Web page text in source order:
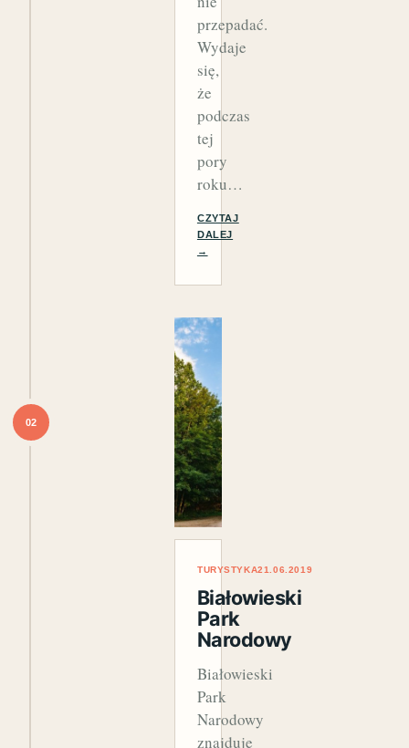
przepadać.
Wydaje
się,
że
podczas
tej
pory
roku…
CZYTAJ
DALEJ
→
02
TURYSTYKA21.06.2019
Białowieski
Park
Narodowy
Białowieski
Park
Narodowy
znajduje